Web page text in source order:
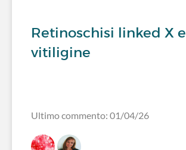
Retinoschisi linked X e
vitiligine
Ultimo commento: 01/04/26